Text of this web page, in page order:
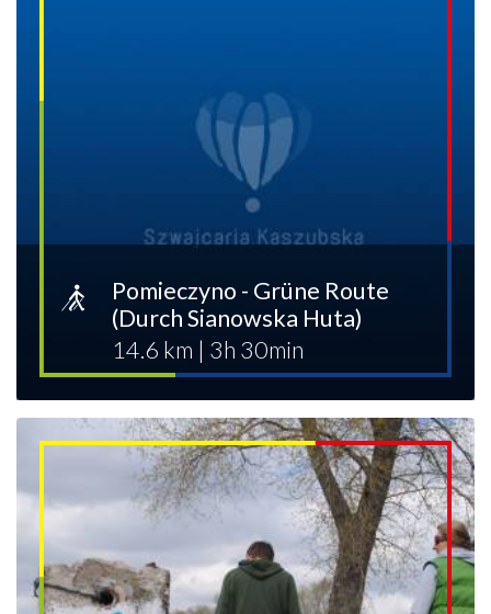
Pomieczyno - Grüne Route
(Durch Sianowska Huta)
14.6 km | 3h 30min